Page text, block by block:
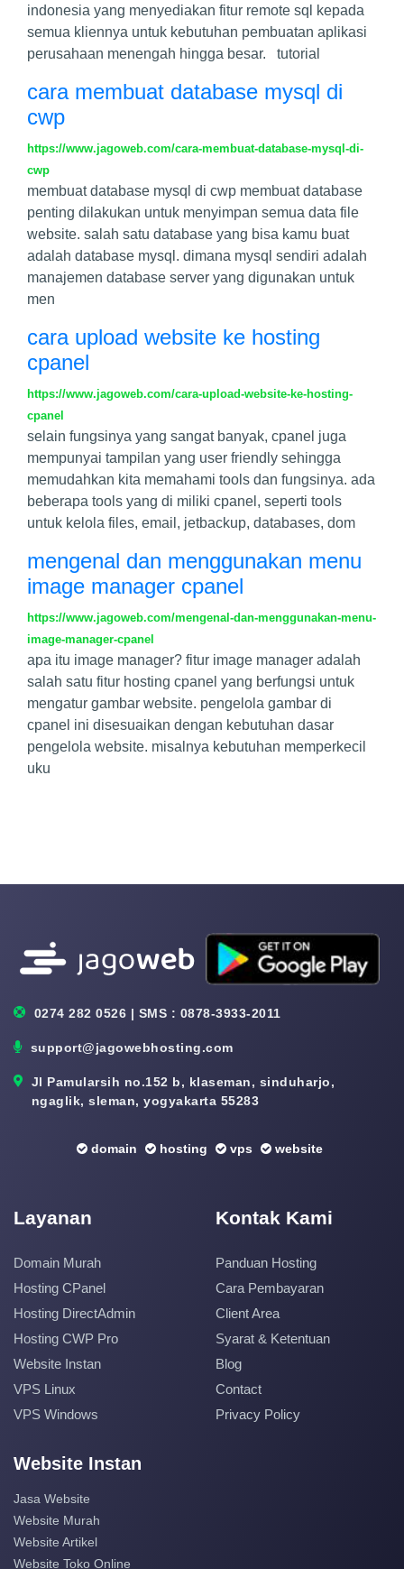
indonesia yang menyediakan fitur remote sql kepada
semua kliennya untuk kebutuhan pembuatan aplikasi
perusahaan menengah hingga besar. tutorial
cara membuat database mysql di
cwp
https://www.jagoweb.com/cara-membuat-database-mysql-di-
cwp
membuat database mysql di cwp membuat database
penting dilakukan untuk menyimpan semua data file
website. salah satu database yang bisa kamu buat
adalah database mysql. dimana mysql sendiri adalah
manajemen database server yang digunakan untuk
men
cara upload website ke hosting
cpanel
https://www.jagoweb.com/cara-upload-website-ke-hosting-
cpanel
selain fungsinya yang sangat banyak, cpanel juga
mempunyai tampilan yang user friendly sehingga
memudahkan kita memahami tools dan fungsinya. ada
beberapa tools yang di miliki cpanel, seperti tools
untuk kelola files, email, jetbackup, databases, dom
mengenal dan menggunakan menu
image manager cpanel
https://www.jagoweb.com/mengenal-dan-menggunakan-menu-
image-manager-cpanel
apa itu image manager? fitur image manager adalah
salah satu fitur hosting cpanel yang berfungsi untuk
mengatur gambar website. pengelola gambar di
cpanel ini disesuaikan dengan kebutuhan dasar
pengelola website. misalnya kebutuhan memperkecil
uku
0274 282 0526 | SMS : 0878-3933-2011
support@jagowebhosting.com
Jl Pamularsih no.152 b, klaseman, sinduharjo,
ngaglik, sleman, yogyakarta 55283
domain hosting vps website
Layanan
Domain Murah
Hosting CPanel
Hosting DirectAdmin
Hosting CWP Pro
Website Instan
VPS Linux
VPS Windows
Kontak Kami
Panduan Hosting
Cara Pembayaran
Client Area
Syarat & Ketentuan
Blog
Contact
Privacy Policy
Website Instan
Jasa Website
Website Murah
Website Artikel
Website Toko Online